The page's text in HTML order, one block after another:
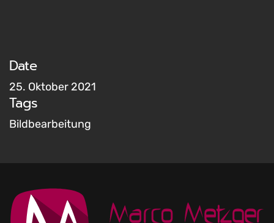
Date
25. Oktober 2021
Tags
Bildbearbeitung